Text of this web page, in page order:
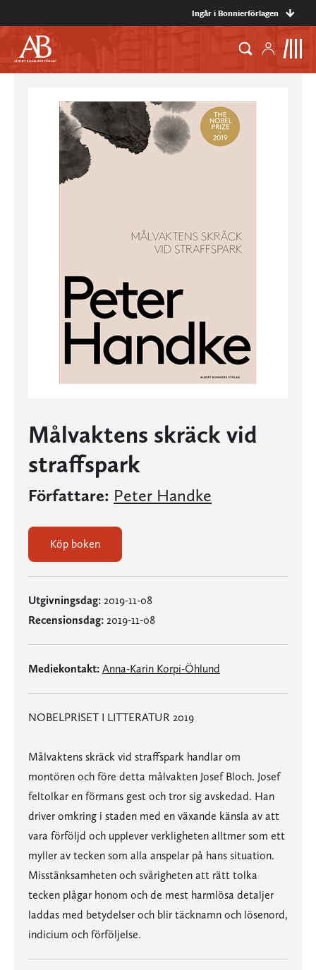
Ingår i Bonnierförlagen
Målvaktens skräck vid
straffspark
Författare: Peter Handke
Köp boken
Utgivningsdag: 2019-11-08
Recensionsdag: 2019-11-08
Mediekontakt: Anna-Karin Korpi-Öhlund
NOBELPRISET I LITTERATUR 2019
Målvaktens skräck vid straffspark handlar om
montören och före detta målvakten Josef Bloch. Josef
feltolkar en förmans gest och tror sig avskedad. Han
driver omkring i staden med en växande känsla av att
vara förföljd och upplever verkligheten alltmer som ett
myller av tecken som alla anspelar på hans situation.
Misstänksamheten och svårigheten att rätt tolka
tecken plågar honom och de mest harmlösa detaljer
laddas med betydelser och blir täcknamn och lösenord,
indicium och förföljelse.